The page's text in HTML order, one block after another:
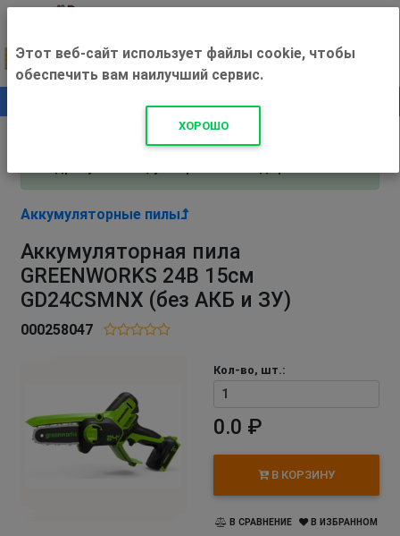
+500 ₽
Внимание! С 3 августа магазин работает по
Аккумуляторные пилы
Аккумуляторная пила
GREENWORKS 24В 15см
GD24CSMNX (без АКБ и ЗУ)
000258047
Кол-во, шт.:
0.0 ₽
В КОРЗИНУ
В СРАВНЕНИЕ В ИЗБРАННОМ
Этот веб-сайт использует файлы cookie, чтобы
обеспечить вам наилучший сервис.
ХОРОШО